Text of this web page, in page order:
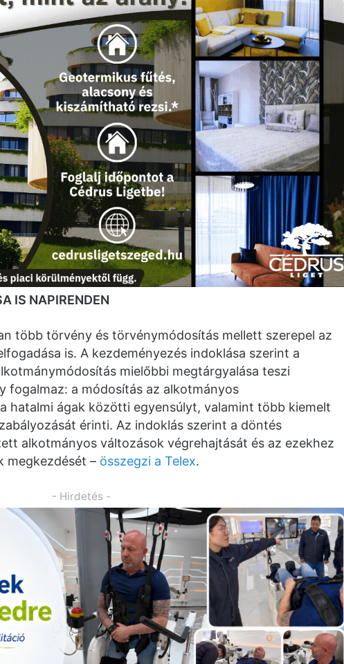
IS NAPIRENDEN
több törvény és törvénymódosítás mellett szerepel az
is. A kezdeményezés indoklása szerint a
mielőbbi megtárgyalása teszi
fogalmaz: a módosítás az alkotmányos
hatalmi ágak közötti egyensúlyt, valamint több kiemelt
érinti. Az indoklás szerint a döntés
alkotmányos változások végrehajtását és az ezekhez
megkezdését – összegzi a Telex.
- Hirdetés -